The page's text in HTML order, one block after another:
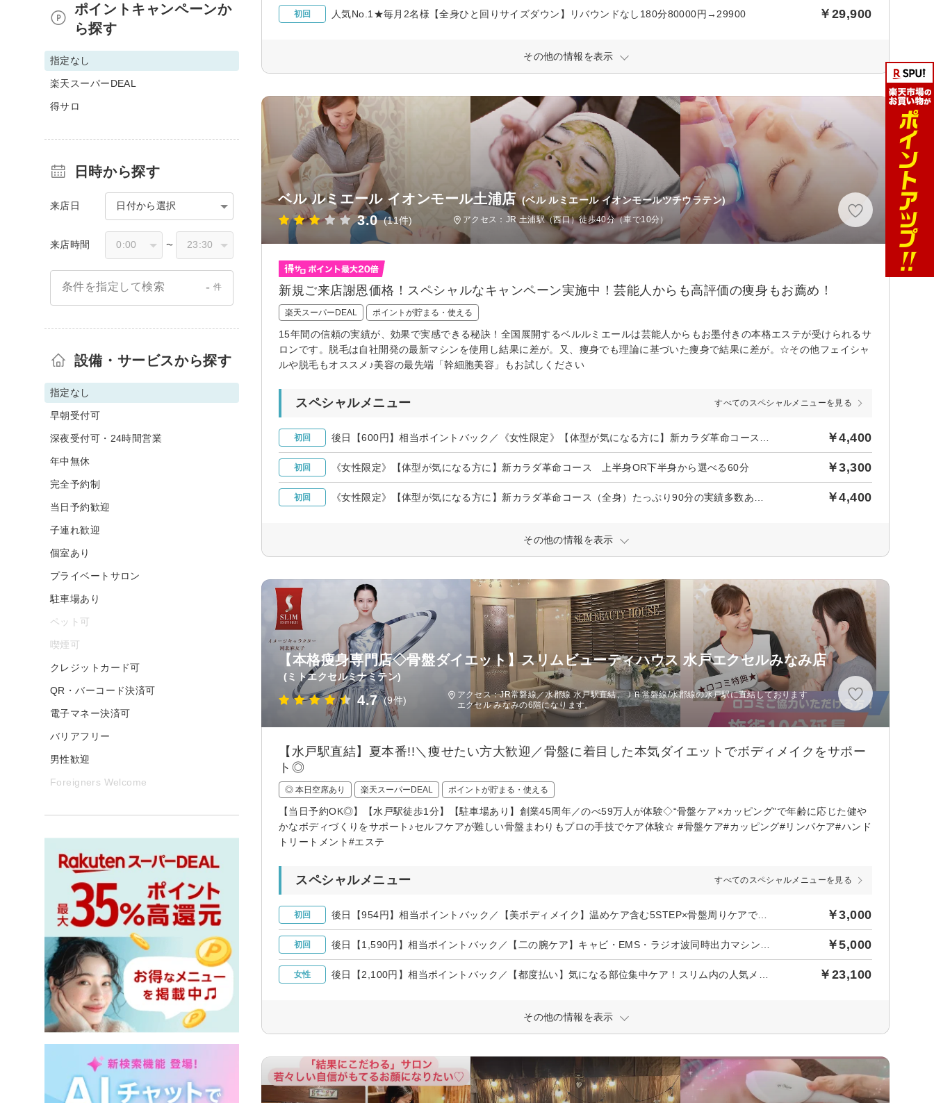
初回 人気No.1★毎月2名様【全身ひと回りサイズダウン】リバウンドなし180分80000円→29900 ￥29,900
その他の情報を表示
ベル ルミエール イオンモール土浦店 (ベル ルミエール イオンモールツチウラテン)
3.0 (11件) アクセス：JR 土浦駅（西口）徒歩40分（車で10分）
新規ご来店謝恩価格！スペシャルなキャンペーン実施中！芸能人からも高評価の痩身もお薦め！
楽天スーパーDEAL ポイントが貯まる・使える
15年間の信頼の実績が、効果で実感できる秘訣！全国展開するベルルミエールは芸能人からもお墨付きの本格エステが受けられるサ
ロンです。脱毛は自社開発の最新マシンを使用し結果に差が。又、痩身でも理論に基づいた痩身で結果に差が。☆その他フェイシャ
ルや脱毛もオススメ♪美容の最先端「幹細胞美容」もお試しください
スペシャルメニュー すべてのスペシャルメニューを見る
初回 ￥4,400
初回 《女性限定》【体型が気になる方に】新カラダ革命コース 上半身OR下半身から選べる60分 ￥3,300
初回 ￥4,400
その他の情報を表示
【本格痩身専門店◇骨盤ダイエット】スリムビューティハウス 水戸エクセルみなみ店
(ミトエクセルミナミテン)
4.7 (9件)
アクセス：JR常磐線／水郡線 水戸駅直結、ＪＲ常磐線/水郡線の水戸駅に直結しております
エクセル みなみの6階になります。
【水戸駅直結】夏本番!!＼痩せたい方大歓迎／骨盤に着目した本気ダイエットでボディメイクをサポー
ト◎
◎ 本日空席あり 楽天スーパーDEAL ポイントが貯まる・使える
【当日予約OK◎】【水戸駅徒歩1分】【駐車場あり】創業45周年／のべ59万人が体験◇“骨盤ケア×カッピング”で年齢に応じた健や
かなボディづくりをサポート♪セルフケアが難しい骨盤まわりもプロの手技でケア体験☆ #骨盤ケア#カッピング#リンパケア#ハンド
トリートメント#エステ
スペシャルメニュー すべてのスペシャルメニューを見る
初回 ￥3,000
初回 ￥5,000
女性 ￥23,100
その他の情報を表示
ポイントキャンペーンか
ら探す
指定なし
楽天スーパーDEAL
得サロ
日時から探す
来店日 日付から選択
来店時間 〜
条件を指定して検索 - 件
設備・サービスから探す
指定なし
早朝受付可
深夜受付可・24時間営業
年中無休
完全予約制
当日予約歓迎
子連れ歓迎
個室あり
プライベートサロン
駐車場あり
ペット可
喫煙可
クレジットカード可
QR・バーコード決済可
電子マネー決済可
バリアフリー
男性歓迎
Foreigners Welcome